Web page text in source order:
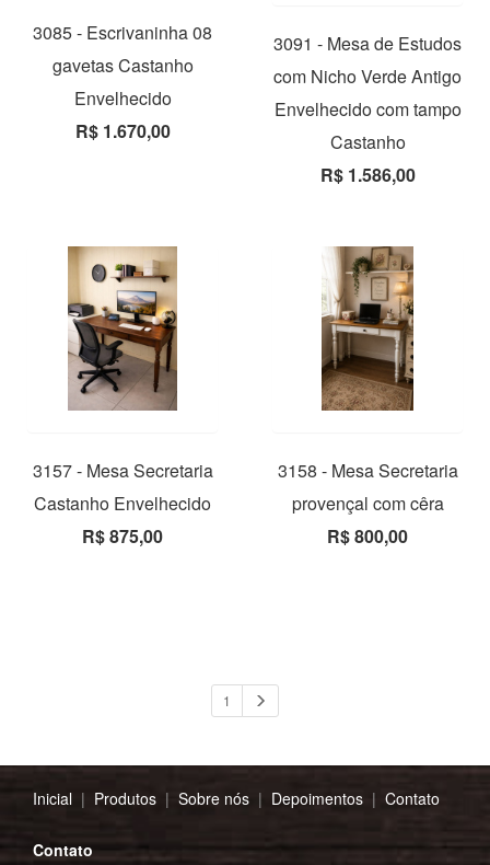
3085 - Escrivaninha 08
gavetas Castanho
Envelhecido
R$ 1.670,00
3091 - Mesa de Estudos
com Nicho Verde Antigo
Envelhecido com tampo
Castanho
R$ 1.586,00
3157 - Mesa Secretaria
Castanho Envelhecido
R$ 875,00
3158 - Mesa Secretaria
provençal com cêra
R$ 800,00
1
Inicial | Produtos | Sobre nós | Depoimentos | Contato
Contato